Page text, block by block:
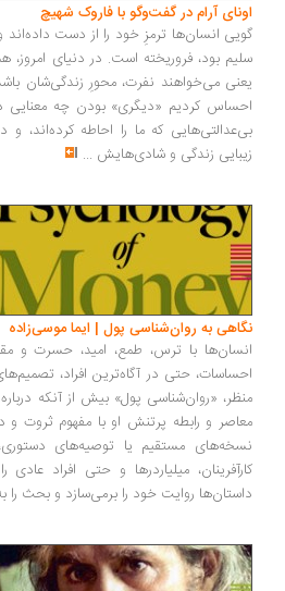
آرام در گفت‌وگو با فاروک شهیچ‭
انسان‌ها ترمزِ خود را از دست داده‌اند و آن
بود، فروریخته است. در دنیای امروز، همه
می‌خواهند نفرت، محورِ زندگی‌شان باشد...
کردیم «دیگری» بودن چه معنایی
که ما را احاطه کرده‌اند، و در
زندگی و شادی‌هایش...
به روان‌شناسی پول | ایما موسی‌زاده
با ترس، طمع، امید، حسرت و مقایسه
حتی در آگاه‌ترین افراد، تصمیم‌های
«روان‌شناسی پول» بیش از آنکه درباره پول
و رابطه پرتنش او با مفهوم ثروت و دارایی
مستقیم یا توصیه‌های دستوری، تجربه
میلیاردرها و حتی افراد عادی را
روایت خود را برمی‌سازد و بحث را به پیش